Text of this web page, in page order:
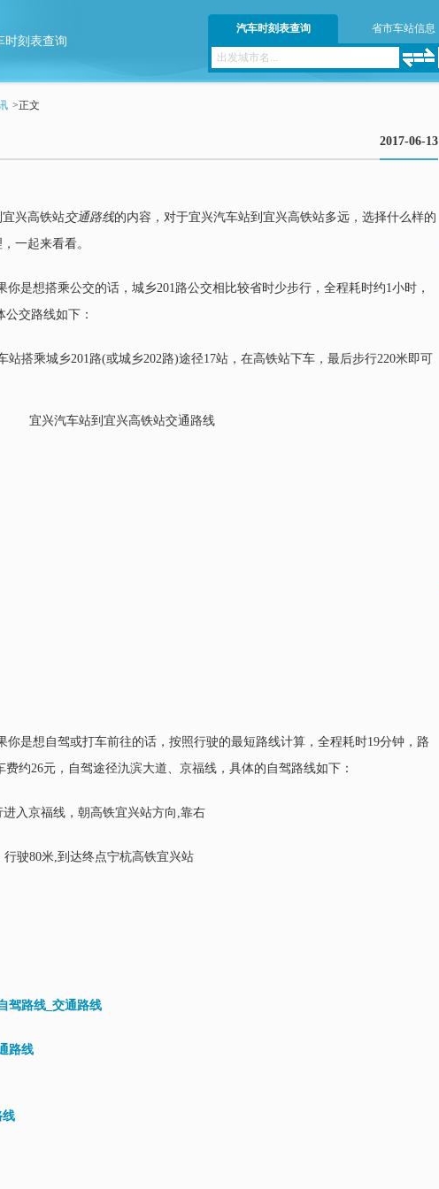
时刻表查询
汽车时刻表查询 省市车站信息
>正文
2017-06-13
兴高铁站交通路线的内容，对于宜兴汽车站到宜兴高铁站多远，选择什么样的
一起来看看。
是想搭乘公交的话，城乡201路公交相比较省时少步行，全程耗时约1小时，
交路线如下：
站搭乘城乡201路(或城乡202路)途径17站，在高铁站下车，最后步行220米即可
你是想自驾或打车前往的话，按照行驶的最短路线计算，全程耗时19分钟，路
约26元，自驾途径氿滨大道、京福线，具体的自驾路线如下：
入京福线，朝高铁宜兴站方向,靠右
驶80米,到达终点宁杭高铁宜兴站
驾路线_交通路线
路线
线